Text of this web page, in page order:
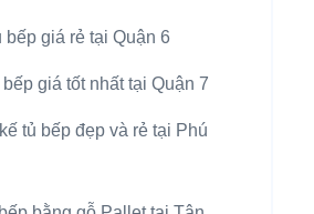
bếp giá rẻ tại Quận 6
giá tốt nhất tại Quận 7
tủ bếp đẹp và rẻ tại Phú